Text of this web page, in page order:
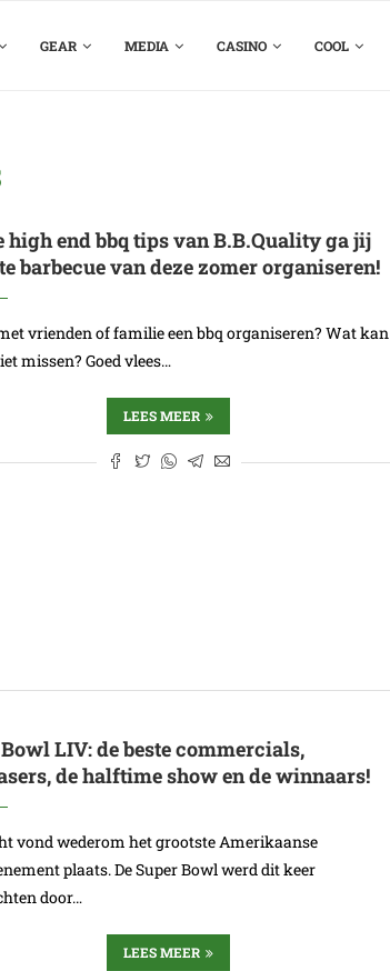
GEAR MEDIA CASINO COOL
high end bbq tips van B.B.Quality ga jij
barbecue van deze zomer organiseren!
vrienden of familie een bbq organiseren? Wat kan
missen? Goed vlees…
LEES MEER
LIV: de beste commercials,
de halftime show en de winnaars!
vond wederom het grootste Amerikaanse
plaats. De Super Bowl werd dit keer
door…
LEES MEER